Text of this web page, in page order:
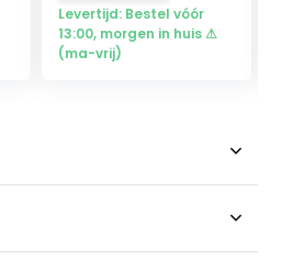
Levertijd: Bestel vóór
13:00, morgen in huis ⚠
(ma-vrij)